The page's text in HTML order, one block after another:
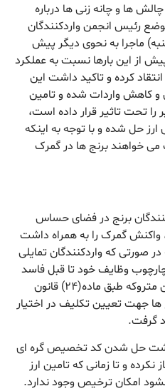
ها و چانه زنی ها درباره
رئیس انجمن واردکنندگان
ماجرا به نحوی دیگر پیش
از این بارها نسبت به عملکرد
کرده و تاکید داشت این
کاهش واردات شده و تامین
را تحت تاثیر قرار داده است،
حل شده و با توجه به اینکه
خواهند برنج ها در گمرک
برنج در فضای حساس
واکنش گمرک را به همراه داشت
صورتی که واردکنندگان تمایلی
وظایف خود تا قبل فاسد
شدن کالا نسبت به اعمال قوانین متروکه طبق ماده(۲۴) قانون
ها جهت تعیین تکلیف در اختیار
گرفت.
حل شدن کد تخصیص گره ای
و تا زمانی که تامین ارز
امکان ترخیص وجود ندارد.